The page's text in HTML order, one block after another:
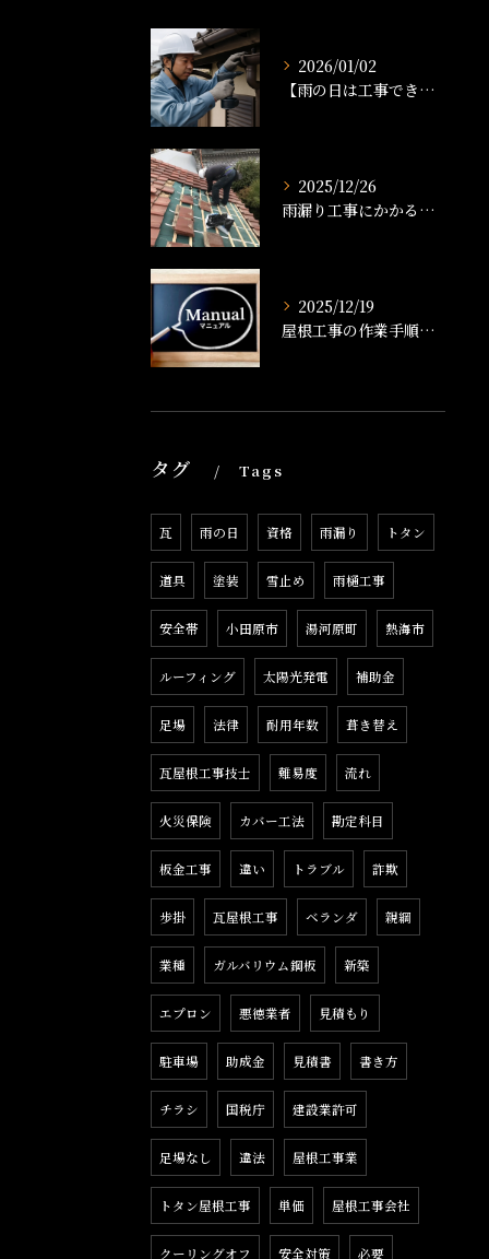
2026/01/02
【雨の日は工事できる？】雨樋工事のタイミングと注意点を解説！
2025/12/26
雨漏り工事にかかる時間は？修理の流れと工期の目安を解説
2025/12/19
屋根工事の作業手順書とは？工事の流れや準備、品質管理まで徹底解説
タグ Tags
瓦 雨の日 資格 雨漏り トタン
道具 塗装 雪止め 雨樋工事
安全帯 小田原市 湯河原町 熱海市
ルーフィング 太陽光発電 補助金
足場 法律 耐用年数 葺き替え
瓦屋根工事技士 難易度 流れ
火災保険 カバー工法 勘定科目
板金工事 違い トラブル 詐欺
歩掛 瓦屋根工事 ベランダ 親綱
業種 ガルバリウム鋼板 新築
エプロン 悪徳業者 見積もり
駐車場 助成金 見積書 書き方
チラシ 国税庁 建設業許可
足場なし 違法 屋根工事業
トタン屋根工事 単価 屋根工事会社
クーリングオフ 安全対策 必要